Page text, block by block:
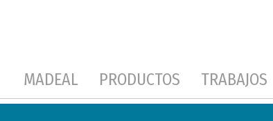
MADEAL PRODUCTOS TRABAJOS